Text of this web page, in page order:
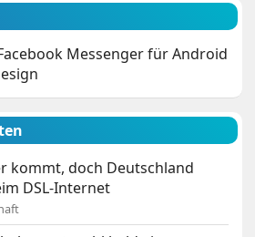
Messenger für Android
kommt, doch Deutschland
DSL-Internet